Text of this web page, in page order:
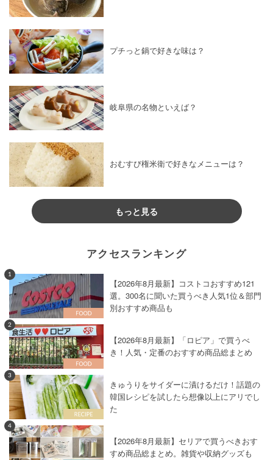
プチっと鍋で好きな味は？
岐阜県の名物といえば？
おむすび権米衛で好きなメニューは？
もっと見る
アクセスランキング
1
【2026年8月最新】コストコおすすめ121
選。300名に聞いた買うべき人気1位＆部門
別おすすめ商品も
2
【2026年8月最新】「ロピア」で買うべ
き！人気・定番のおすすめ商品総まとめ
3
きゅうりをサイダーに漬けるだけ！話題の
韓国レシピを試したら想像以上にアリでし
た
4
【2026年8月最新】セリアで買うべきおす
すめ商品総まとめ。雑貨や収納グッズも